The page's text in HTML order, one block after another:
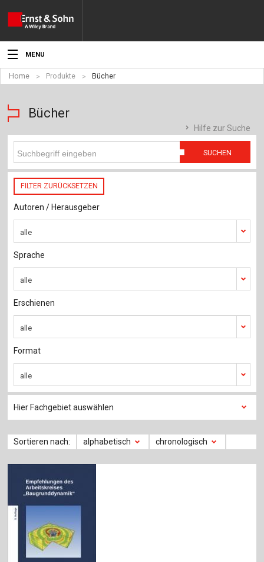
MENU
Aktuelles
Veranstaltungen
Angebote
Fachgebiete
Produkte
Service
Für Autor:innen
Verlag
Home Produkte Bücher
Bücher
Hilfe zur Suche
SUCHEN
FILTER ZURÜCKSETZEN
Autoren / Herausgeber
alle
Sprache
alle
Erschienen
alle
Format
alle
Hier Fachgebiet auswählen
Sortieren nach: alphabetisch chronologisch